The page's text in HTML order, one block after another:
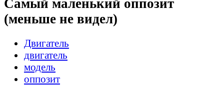
Самый маленький оппозит
(меньше не видел)
Двигатель
двигатель
модель
оппозит